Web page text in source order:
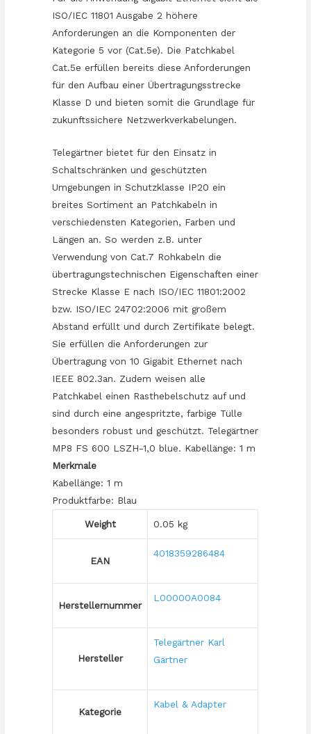
ISO/IEC 11801 Ausgabe 2 höhere
Anforderungen an die Komponenten der
Kategorie 5 vor (Cat.5e). Die Patchkabel
Cat.5e erfüllen bereits diese Anforderungen
für den Aufbau einer Übertragungsstrecke
Klasse D und bieten somit die Grundlage für
zukunftssichere Netzwerkverkabelungen.
Telegärtner bietet für den Einsatz in
Schaltschränken und geschützten
Umgebungen in Schutzklasse IP20 ein
breites Sortiment an Patchkabeln in
verschiedensten Kategorien, Farben und
Längen an. So werden z.B. unter
Verwendung von Cat.7 Rohkabeln die
übertragungstechnischen Eigenschaften einer
Strecke Klasse E nach ISO/IEC 11801:2002
bzw. ISO/IEC 24702:2006 mit großem
Abstand erfüllt und durch Zertifikate belegt.
Sie erfüllen die Anforderungen zur
Übertragung von 10 Gigabit Ethernet nach
IEEE 802.3an. Zudem weisen alle
Patchkabel einen Rasthebelschutz auf und
sind durch eine angespritzte, farbige Tülle
besonders robust und geschützt. Telegärtner
MP8 FS 600 LSZH-1,0 blue. Kabellänge: 1 m
Merkmale
Kabellänge: 1 m
Produktfarbe: Blau
Weight 0.05 kg
EAN
4018359286484
Herstellernummer
L00000A0084
Hersteller
Telegärtner Karl
Gärtner
Kategorie
Kabel & Adapter